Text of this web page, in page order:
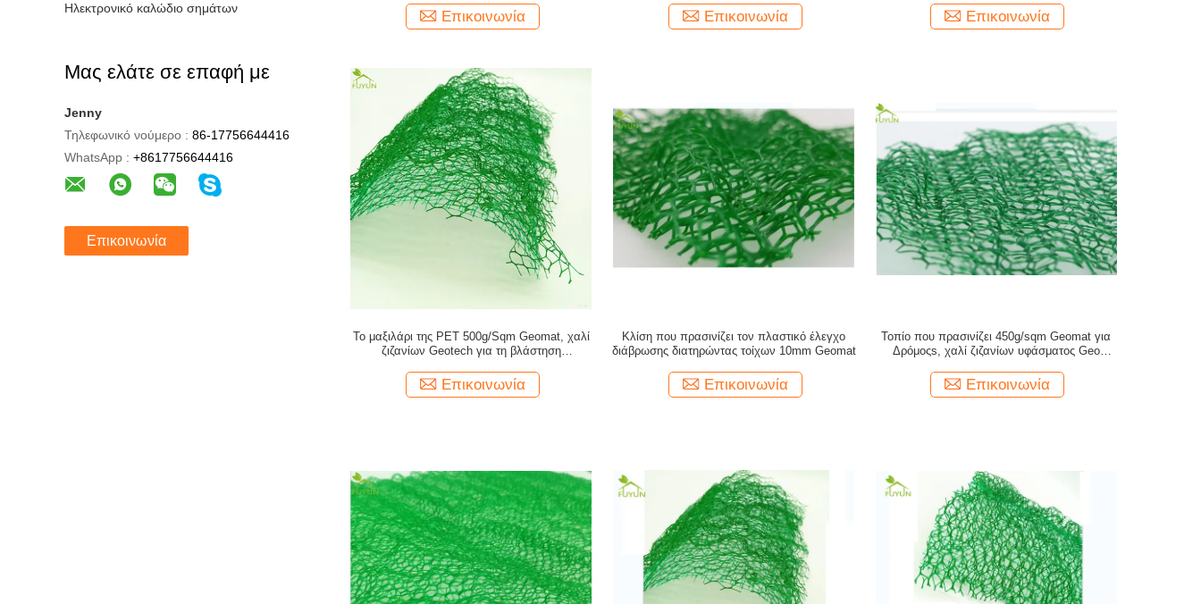
Ηλεκτρονικό καλώδιο σημάτων
Μας ελάτε σε επαφή με
Jenny
Τηλεφωνικό νούμερο : 86-17756644416
WhatsApp : +8617756644416
Επικοινωνία
Επικοινωνία Επικοινωνία Επικοινωνία
Το μαξιλάρι της PET 500g/Sqm Geomat, χαλί
ζιζανίων Geotech για τη βλάστηση
Επικοινωνία
Κλίση που πρασινίζει τον πλαστικό έλεγχο
διάβρωσης διατηρώντας τοίχων 10mm Geomat
Επικοινωνία
Τοπίο που πρασινίζει 450g/sqm Geomat για
Δρόμοςs, χαλί ζιζανίων υφάσματος Geo
Επικοινωνία